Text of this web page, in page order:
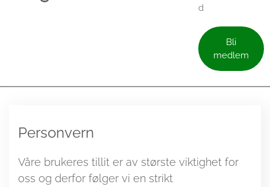
d
Bli
medlem
Personvern
Våre brukeres tillit er av største viktighet for
oss og derfor følger vi en strikt